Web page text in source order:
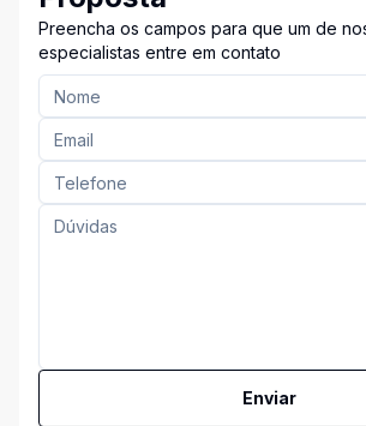
Preencha os campos para que um de
especialistas entre em contato
Enviar